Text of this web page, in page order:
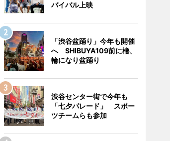
バイバル上映
「渋谷盆踊り」今年も開催
へ SHIBUYA109前に櫓、
輪になり盆踊り
渋谷センター街で今年も
「七夕パレード」 スポー
ツチームらも参加